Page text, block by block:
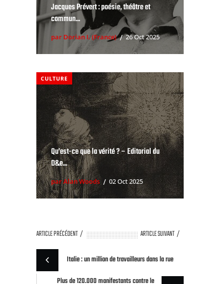
Jacques Prévert : poésie, théâtre et
commun...
par Dorian I. (France) 26 Oct 2025
CULTURE
Qu’est-ce que la vérité ? – Editorial du
D&e...
par Alan Woods 02 Oct 2025
ARTICLE PRÉCÉDENT ARTICLE SUIVANT
Italie : un million de travailleurs dans la rue
Plus de 120.000 manifestants contre le